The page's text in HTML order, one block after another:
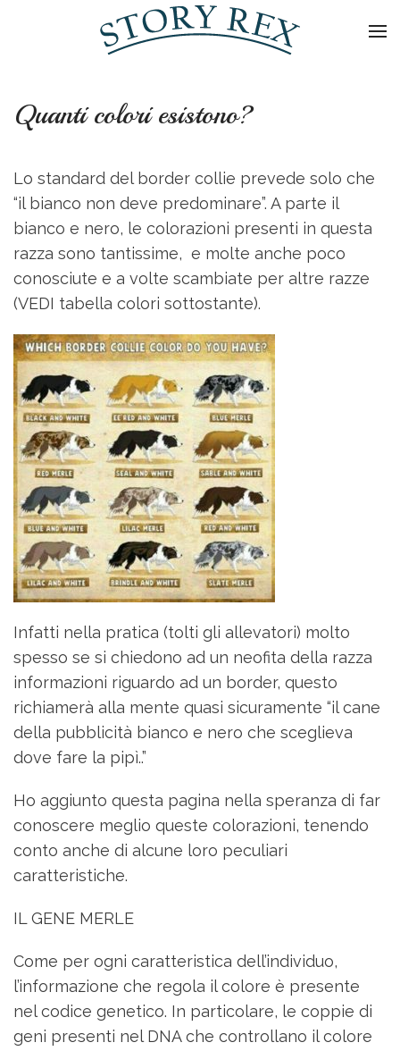
Skip to main content
Quanti colori esistono?
Lo standard del border collie prevede solo che
“il bianco non deve predominare”. A parte il
bianco e nero, le colorazioni presenti in questa
razza sono tantissime, e molte anche poco
conosciute e a volte scambiate per altre razze
(VEDI tabella colori sottostante).
Infatti nella pratica (tolti gli allevatori) molto
spesso se si chiedono ad un neofita della razza
informazioni riguardo ad un border, questo
richiamerà alla mente quasi sicuramente “il cane
della pubblicità bianco e nero che sceglieva
dove fare la pipì..”
Ho aggiunto questa pagina nella speranza di far
conoscere meglio queste colorazioni, tenendo
conto anche di alcune loro peculiari
caratteristiche.
IL GENE MERLE
Come per ogni caratteristica dell’individuo,
l’informazione che regola il colore è presente
nel codice genetico. In particolare, le coppie di
geni presenti nel DNA che controllano il colore